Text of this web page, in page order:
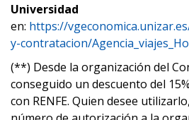
Universidad
en: https://
y-contratacion/
(**) Desde la organización del
conseguido un descuento del
con RENFE. Quien desee